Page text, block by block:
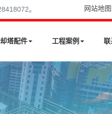
。 网站地图
塔配件 工程案例 联